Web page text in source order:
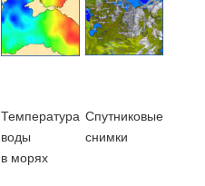
Температура
воды
в морях
Cпутниковые
снимки